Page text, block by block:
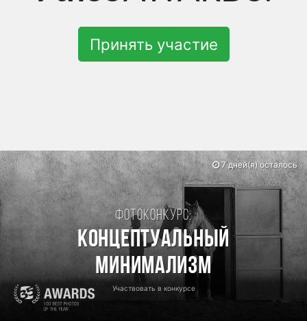
Принять участие
Фотоконкурс:
Концептуальный
минимализм
Участвовать в конкурсе
7 дней(я) осталось